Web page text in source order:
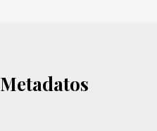
Metadatos